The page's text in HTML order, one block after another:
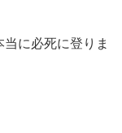
に必死に登りま